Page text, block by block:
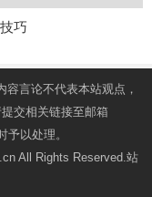
巧
容言论不代表本站观点，
交相关链接至邮箱
以处理。
All Rights Reserved.站